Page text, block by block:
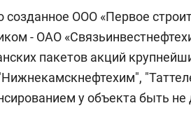
ООО «Первое
- ОАО
пакетов акций
у объекта быть не